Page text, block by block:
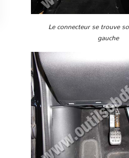
Le connecteur se trouve
gauche